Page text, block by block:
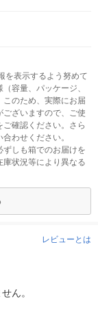
を表示するよう努めて
容量、パッケージ、
のため、実際にお届
ざいますので、ご使
確認ください。さら
わせください。
ずしも箱でのお届けを
状況等により異なる
レビューとは
ん。